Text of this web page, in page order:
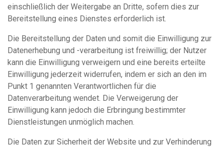
einschließlich der Weitergabe an Dritte, sofern dies zur
Bereitstellung eines Dienstes erforderlich ist.
Die Bereitstellung der Daten und somit die Einwilligung zur
Datenerhebung und -verarbeitung ist freiwillig; der Nutzer
kann die Einwilligung verweigern und eine bereits erteilte
Einwilligung jederzeit widerrufen, indem er sich an den im
Punkt 1 genannten Verantwortlichen für die
Datenverarbeitung wendet. Die Verweigerung der
Einwilligung kann jedoch die Erbringung bestimmter
Dienstleistungen unmöglich machen.
Die Daten zur Sicherheit der Website und zur Verhinderung